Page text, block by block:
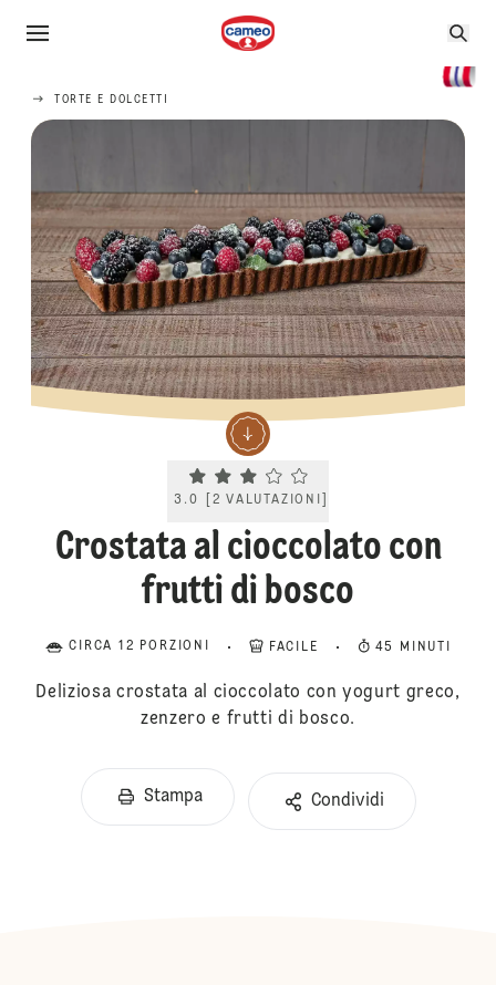
TORTE E DOLCETTI
Current rating 3.0. Click to rate.
3.0 2 VALUTAZIONI
Crostata al cioccolato con
frutti di bosco
CIRCA 12 PORZIONI FACILE 45 MINUTI
Deliziosa crostata al cioccolato con yogurt greco,
zenzero e frutti di bosco.
Stampa Condividi